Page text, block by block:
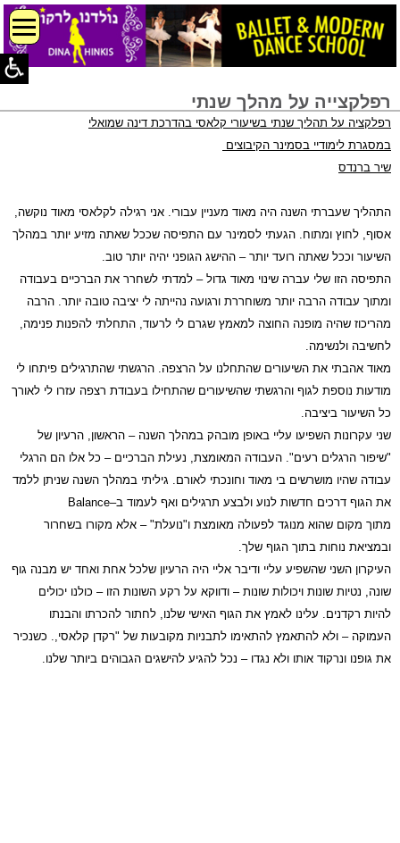
רפלקצייה על מהלך שנתי
רפלקציה על תהליך שנתי בשיעורי קלאסי בהדרכת דינה שמואלי
במסגרת לימודיי בסמינר הקיבוצים
שיר ברנדס
התהליך שעברתי השנה היה מאוד מעניין עבורי. אני רגילה לקלאסי מאוד נוקשה,
אסוף, לחוץ ומתוח. הגעתי לסמינר עם התפיסה שככל שאתה מזיע יותר במהלך
השיעור וככל שאתה רועד יותר – ההישג הגופני יהיה יותר טוב.
התפיסה הזו שלי עברה שינוי מאוד גדול – למדתי לשחרר את הברכיים בעבודה
ומתוך עבודה הרבה יותר משוחררת ורגועה נהייתה לי יציבה טובה יותר. הרבה
מהריכוז שהיה מופנה החוצה למאמץ שגרם לי לרעוד, התחלתי להפנות פנימה,
לחשיבה ולנשימה.
מאוד אהבתי את השיעורים שהתחלנו על הרצפה. הרגשתי שהתרגילים פיתחו לי
מודעות נוספת לגוף והרגשתי שהשיעורים שהתחילו בעבודת רצפה עזרו לי לאורך
כל השיעור ביציבה.
שני עקרונות השפיעו עליי באופן מובהק במהלך השנה – הראשון, הרעיון של
"שיפור הרגלים רעים". העבודה המאומצת, נעילת הברכיים – כל אלו הם הרגלי
עבודה שהיו מושרשים בי מאוד וחונכתי לאורם. גיליתי במהלך השנה שניתן ללמד
את הגוף דרכים חדשות לנוע ולבצע תרגילים ואף לעמוד ב–Balance
מתוך מקום שהוא מנוגד לפעולה מאומצת ו"נועלת" – אלא מקורו בשחרור
ובמציאת נוחות בתוך הגוף שלך.
העיקרון השני שהשפיע עליי ודיבר אליי היה הרעיון שלכל אחת ואחד יש מבנה גוף
שונה, נטיות שונות ויכולות שונות – ודווקא על רקע השונות הזו – כולנו יכולים
להיות רקדנים. עלינו לאמץ את הגוף האישי שלנו, לחתור להכרתו והבנתו
העמוקה – ולא להתאמץ להתאימו לתבניות מקובעות של "רקדן קלאסי,. כשנכיר
את גופנו ונרקוד אותו ולא נגדו – נכל להגיע להישגים הגבוהים ביותר שלנו.